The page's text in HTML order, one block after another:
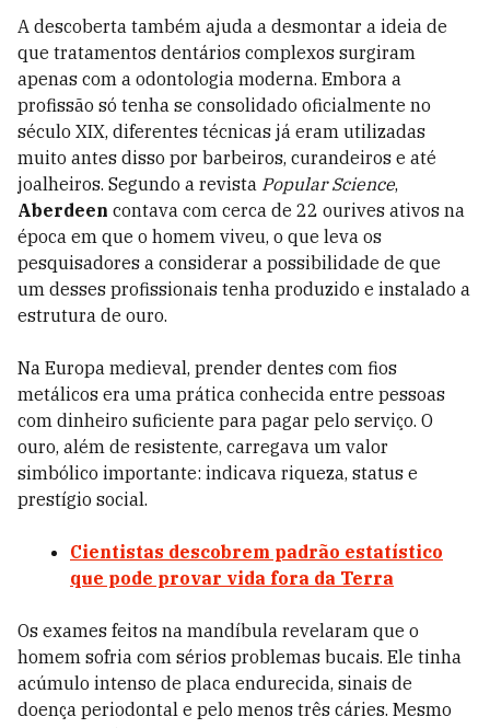
A descoberta também ajuda a desmontar a ideia de
que tratamentos dentários complexos surgiram
apenas com a odontologia moderna. Embora a
profissão só tenha se consolidado oficialmente no
século XIX, diferentes técnicas já eram utilizadas
muito antes disso por barbeiros, curandeiros e até
joalheiros. Segundo a revista Popular Science,
Aberdeen contava com cerca de 22 ourives ativos na
época em que o homem viveu, o que leva os
pesquisadores a considerar a possibilidade de que
um desses profissionais tenha produzido e instalado a
estrutura de ouro.
Na Europa medieval, prender dentes com fios
metálicos era uma prática conhecida entre pessoas
com dinheiro suficiente para pagar pelo serviço. O
ouro, além de resistente, carregava um valor
simbólico importante: indicava riqueza, status e
prestígio social.
Cientistas descobrem padrão estatístico
que pode provar vida fora da Terra
Os exames feitos na mandíbula revelaram que o
homem sofria com sérios problemas bucais. Ele tinha
acúmulo intenso de placa endurecida, sinais de
doença periodontal e pelo menos três cáries. Mesmo